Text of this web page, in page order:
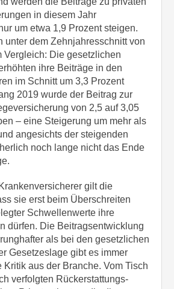
in diesem Jahr
um etwa 1,9 Prozent steigen.
unter dem Zehnjahresschnitt von
Vergleich: Die gesetzlichen
ihre Beiträge in den
im Schnitt um 3,3 Prozent
2019 wurde der Beitrag zur
von 2,5 auf 3,05
– eine Steigerung um mehr als
angesichts der steigenden
noch lange nicht das Ende
gilt die
sie erst beim Überschreiten
Schwellenwerte ihre
dürfen. Die Beitragsentwicklung
als bei den gesetzlichen
Gesetzeslage gibt es immer
Kritik aus der Branche. Vom Tisch
verfolgten Rückerstattungs-